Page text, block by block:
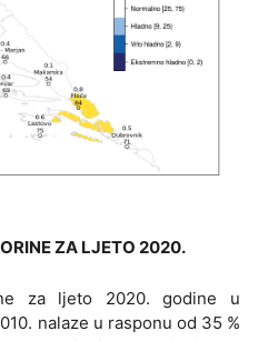
ZA LJETO 2020.
za ljeto 2020. godine u
nalaze u rasponu od 35 %